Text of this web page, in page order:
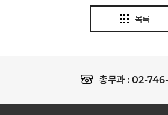
목록
총무과 :02-